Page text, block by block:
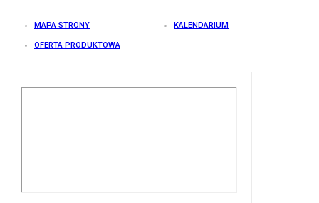
MAPA STRONY KALENDARIUM
OFERTA PRODUKTOWA